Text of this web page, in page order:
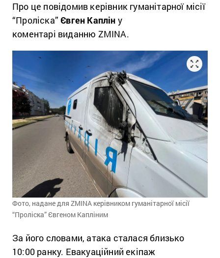
Про це повідомив керівник гуманітарної місії
“Проліска” Євген Каплін у
коментарі виданню ZMINA.
Фото, надане для ZMINA керівником гуманітарної місії
“Проліска” Євгеном Капліним
За його словами, атака сталася близько
10:00 ранку. Евакуаційний екіпаж